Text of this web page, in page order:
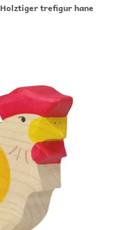
Holztiger trefigur hane